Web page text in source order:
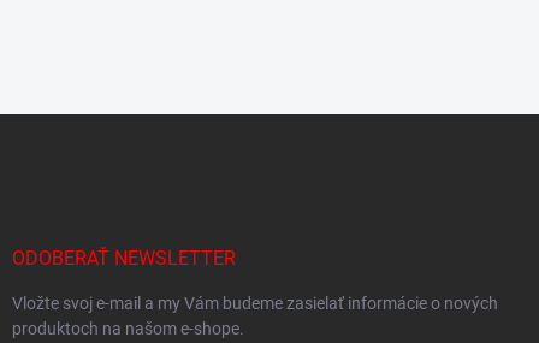
ODOBERAŤ NEWSLETTER
Vložte svoj e-mail a my Vám budeme zasielať informácie o nových
produktoch na našom e-shope.